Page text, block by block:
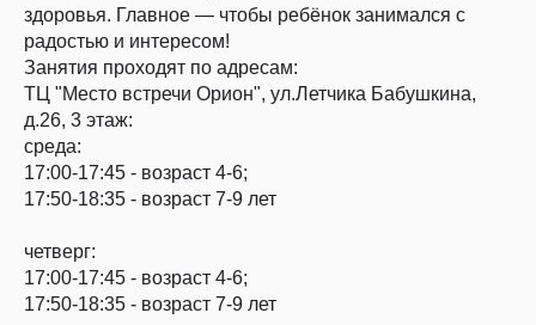
здоровья. Главное — чтобы ребёнок занимался с
радостью и интересом!
Занятия проходят по адресам:
ТЦ "Место встречи Орион", ул.Летчика Бабушкина,
д.26, 3 этаж:
среда:
17:00-17:45 - возраст 4-6;
17:50-18:35 - возраст 7-9 лет
четверг:
17:00-17:45 - возраст 4-6;
17:50-18:35 - возраст 7-9 лет